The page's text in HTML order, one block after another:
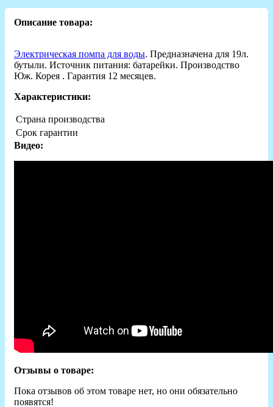
Описание товара:
Электрическая помпа для воды. Предназначена для 19л.
бутыли. Источник питания: батарейки. Производство
Юж. Корея . Гарантия 12 месяцев.
Характеристики:
Страна производства
Срок гарантии
Видео:
Отзывы о товаре:
Пока отзывов об этом товаре нет, но они обязательно
появятся!